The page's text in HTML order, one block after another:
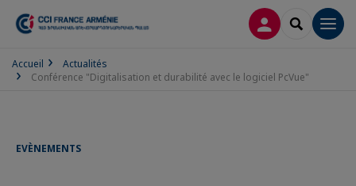
CONNEXION
Accueil
Actualités
Conférence "Digitalisation et durabilité avec le logiciel PcVue"
EVÈNEMENTS